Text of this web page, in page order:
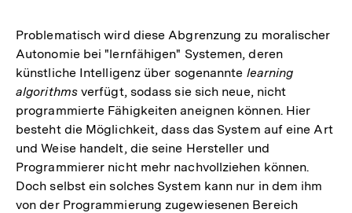
Problematisch wird diese Abgrenzung zu moralischer
Autonomie bei "lernfähigen" Systemen, deren
künstliche Intelligenz über sogenannte learning
algorithms verfügt, sodass sie sich neue, nicht
programmierte Fähigkeiten aneignen können. Hier
besteht die Möglichkeit, dass das System auf eine Art
und Weise handelt, die seine Hersteller und
Programmierer nicht mehr nachvollziehen können.
Doch selbst ein solches System kann nur in dem ihm
von der Programmierung zugewiesenen Bereich